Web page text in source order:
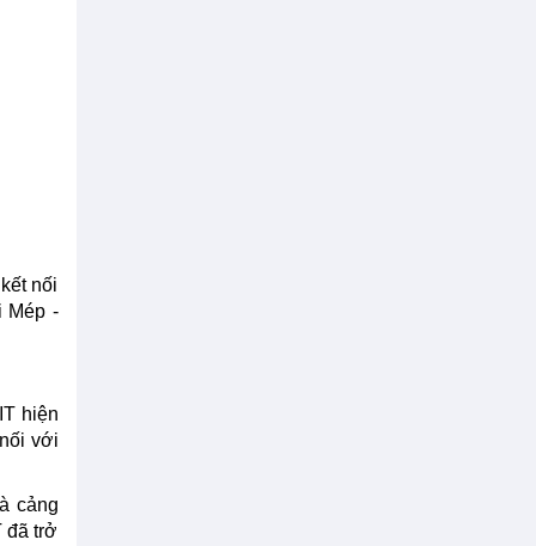
nối
Mép -
hiện
với
cảng
đã trở